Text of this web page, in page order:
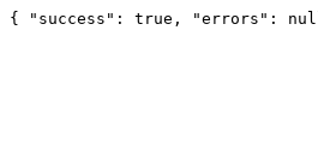
{ "success": true, "errors":